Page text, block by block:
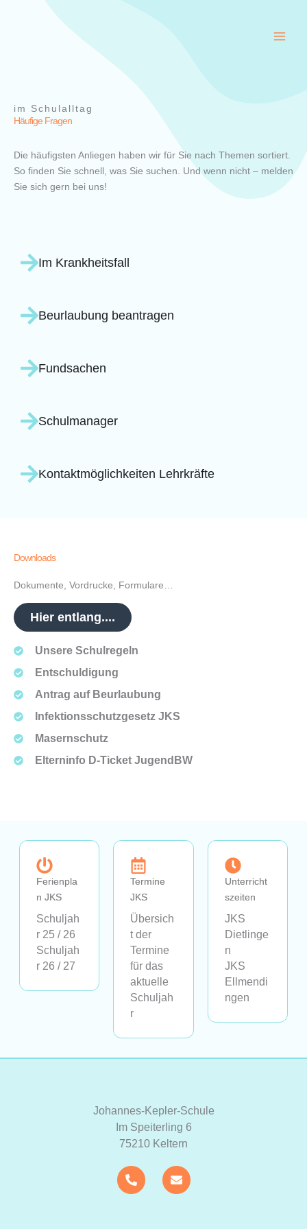
im Schulalltag
Häufige Fragen
Die häufigsten Anliegen haben wir für Sie nach Themen sortiert.
So finden Sie schnell, was Sie suchen. Und wenn nicht – melden
Sie sich gern bei uns!
Im Krankheitsfall​
Beurlaubung beantragen
Fundsachen
Schulmanager
Kontaktmöglichkeiten Lehrkräfte
Downloads
Dokumente, Vordrucke, Formulare…
Hier entlang....
Unsere Schulregeln
Entschuldigung
Antrag auf Beurlaubung
Infektionsschutzgesetz JKS
Masernschutz
Elterninfo D-Ticket JugendBW
Ferienpla
n JKS
Schuljah
r 25 / 26
Schuljah
r 26 / 27
Termine
JKS
Übersich
t der
Termine
für das
aktuelle
Schuljah
r
Unterricht
szeiten
JKS
Dietlinge
n
JKS
Ellmendi
ngen
Johannes-Kepler-Schule
Im Speiterling 6
75210 Keltern